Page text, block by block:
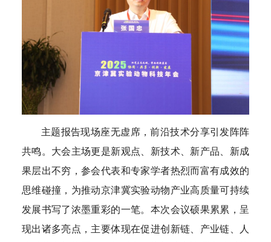
主题报告现场座无虚席，前沿技术分享引发阵阵
共鸣。大会主场更是新观点、新技术、新产品、新成
果层出不穷，参会代表和专家学者热烈而富有成效的
思维碰撞，为推动京津冀实验动物产业高质量可持续
发展书写了浓墨重彩的一笔。本次会议硕果累累，呈
现出诸多亮点，主要体现在促进创新链、产业链、人